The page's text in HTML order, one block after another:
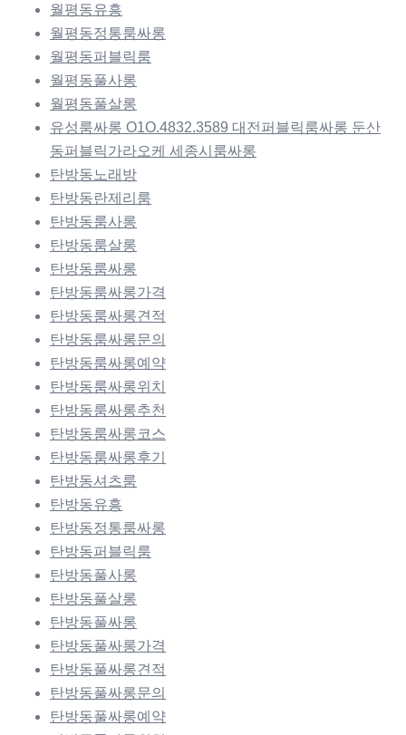
월평동유흥
월평동정통룸싸롱
월평동퍼블릭룸
월평동풀사롱
월평동풀살롱
유성룸싸롱 O1O.4832.3589 대전퍼블릭룸싸롱 둔산
동퍼블릭가라오케 세종시룸싸롱
탄방동노래방
탄방동란제리룸
탄방동룸사롱
탄방동룸살롱
탄방동룸싸롱
탄방동룸싸롱가격
탄방동룸싸롱견적
탄방동룸싸롱문의
탄방동룸싸롱예약
탄방동룸싸롱위치
탄방동룸싸롱추천
탄방동룸싸롱코스
탄방동룸싸롱후기
탄방동셔츠룸
탄방동유흥
탄방동정통룸싸롱
탄방동퍼블릭룸
탄방동풀사롱
탄방동풀살롱
탄방동풀싸롱
탄방동풀싸롱가격
탄방동풀싸롱견적
탄방동풀싸롱문의
탄방동풀싸롱예약